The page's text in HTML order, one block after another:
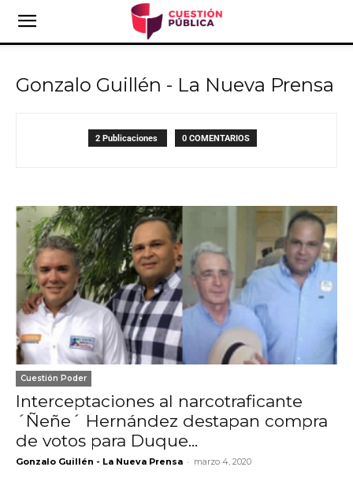
Gonzalo Guillén - La Nueva Prensa
2 Publicaciones 0 COMENTARIOS
Cuestión Poder
Interceptaciones al narcotraficante
´Ñeñe´ Hernández destapan compra
de votos para Duque...
Gonzalo Guillén - La Nueva Prensa - marzo 4, 2020